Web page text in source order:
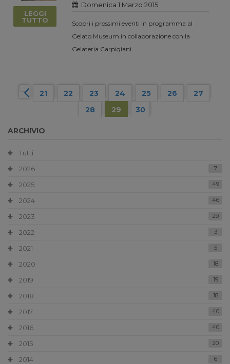
LEGGI
TUTTO
Domenica 1 Marzo 2015
Scopri i prossimi eventi in programma al
Gelato Museum in collaborazione con la
Gelateria Carpigiani
21 22 23 24 25 26
27
28
29 30
ARCHIVIO
Tutti
2026
7
2025 49
2024 46
2023 29
2022 3
2021 5
2020 18
2019 19
2018 18
2017 40
2016 40
2015 20
2014 6